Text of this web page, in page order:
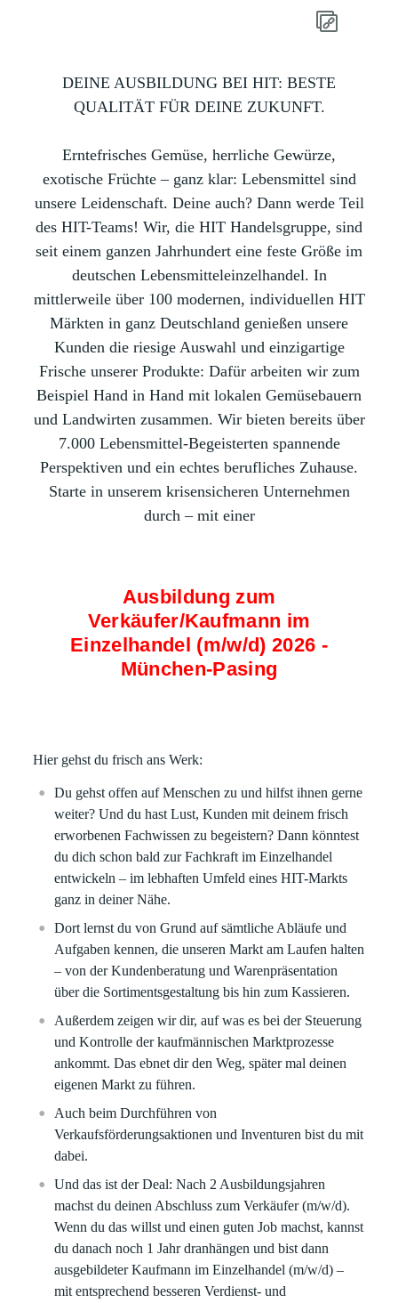
DEINE AUSBILDUNG BEI HIT: BESTE
QUALITÄT FÜR DEINE ZUKUNFT.
Erntefrisches Gemüse, herrliche Gewürze,
exotische Früchte – ganz klar: Lebensmittel sind
unsere Leidenschaft. Deine auch? Dann werde Teil
des HIT-Teams! Wir, die HIT Handelsgruppe, sind
seit einem ganzen Jahrhundert eine feste Größe im
deutschen Lebensmitteleinzelhandel. In
mittlerweile über 100 modernen, individuellen HIT
Märkten in ganz Deutschland genießen unsere
Kunden die riesige Auswahl und einzigartige
Frische unserer Produkte: Dafür arbeiten wir zum
Beispiel Hand in Hand mit lokalen Gemüsebauern
und Landwirten zusammen. Wir bieten bereits über
7.000 Lebensmittel-Begeisterten spannende
Perspektiven und ein echtes berufliches Zuhause.
Starte in unserem krisensicheren Unternehmen
durch – mit einer
Ausbildung zum
Verkäufer/Kaufmann im
Einzelhandel (m/w/d) 2026 -
München-Pasing
Hier gehst du frisch ans Werk:
Du gehst offen auf Menschen zu und hilfst ihnen gerne
weiter? Und du hast Lust, Kunden mit deinem frisch
erworbenen Fachwissen zu begeistern? Dann könntest
du dich schon bald zur Fachkraft im Einzelhandel
entwickeln – im lebhaften Umfeld eines HIT-Markts
ganz in deiner Nähe.
Dort lernst du von Grund auf sämtliche Abläufe und
Aufgaben kennen, die unseren Markt am Laufen halten
– von der Kundenberatung und Warenpräsentation
über die Sortimentsgestaltung bis hin zum Kassieren.
Außerdem zeigen wir dir, auf was es bei der Steuerung
und Kontrolle der kaufmännischen Marktprozesse
ankommt. Das ebnet dir den Weg, später mal deinen
eigenen Markt zu führen.
Auch beim Durchführen von
Verkaufsförderungsaktionen und Inventuren bist du mit
dabei.
Und das ist der Deal: Nach 2 Ausbildungsjahren
machst du deinen Abschluss zum Verkäufer (m/w/d).
Wenn du das willst und einen guten Job machst, kannst
du danach noch 1 Jahr dranhängen und bist dann
ausgebildeter Kaufmann im Einzelhandel (m/w/d) –
mit entsprechend besseren Verdienst- und